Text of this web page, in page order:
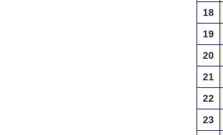
18
19
20
21
22
23